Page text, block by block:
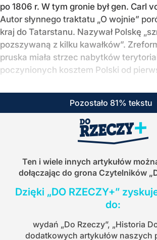
po 1806 r. W tym gronie był gen. Carl
Autor słynnego traktatu „O wojnie”
kraj do Tatarstanu. Nazywał Polskę
pozszywaną z kilku kawałków”.
pruska miała strzec nabytków
poczynionych kosztem Polski od
Pozostało 81% tekstu
Ten i wiele innych artykułów
dołączając do grona Czytelników
Dzięki „DO RZECZY+”
do:
wydań „Do Rzeczy”, „Historia
dodatkowych artykułów naszych